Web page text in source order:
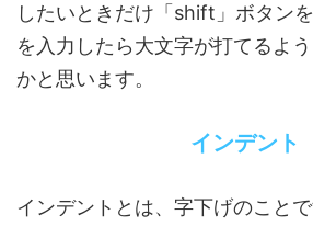
したいときだけ「shift」ボタン
を入力したら大文字が打てるよ
かと思います。
インデント
インデントとは、字下げのことで